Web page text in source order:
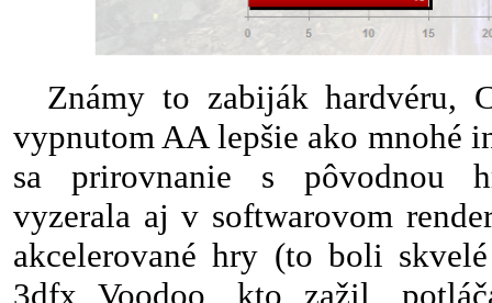
Známy to zabiják hardvéru,
vypnutom AA lepšie ako mnohé
sa prirovnanie s pôvodnou
vyzerala aj v softwarovom
akcelerované hry (to boli
3dfx Voodoo, kto zažil,